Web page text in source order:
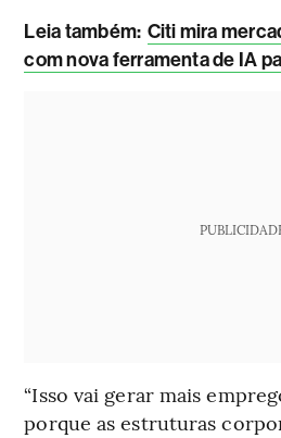
Leia também: Citi mira
com nova ferramenta de IA
“Isso vai gerar mais
porque as estruturas